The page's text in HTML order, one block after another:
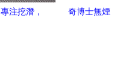
任公司熱賣
專注挖潛，
奇博士無煙